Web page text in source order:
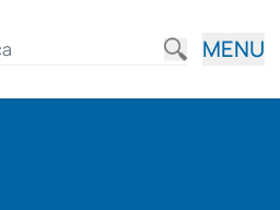
MENU